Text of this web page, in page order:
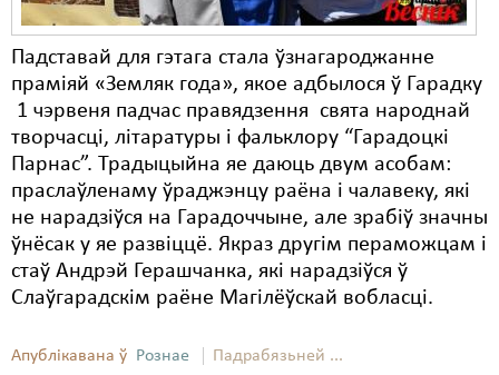
Падставай для гэтага стала ўзнагароджанне
праміяй «Земляк года», якое адбылося ў Гарадку
1 чэрвеня падчас правядзення свята народнай
творчасці, літаратуры і фальклору “Гарадоцкі
Парнас”. Традыцыйна яе даюць двум асобам:
праслаўленаму ўраджэнцу раёна і чалавеку, які
не нарадзіўся на Гарадоччыне, але зрабіў значны
ўнёсак у яе развіццё. Якраз другім пераможцам і
стаў Андрэй Герашчанка, які нарадзіўся ў
Слаўгарадскім раёне Магілёўскай вобласці.
Апублікавана ў Рознае Падрабязьней ...
Мігранты
Мірныя сходы
Палітвязьні
Праваабаронцы
Правы дзіцяці
Пэнітэнцыярная сыстэма
Распальваньне варожасьці